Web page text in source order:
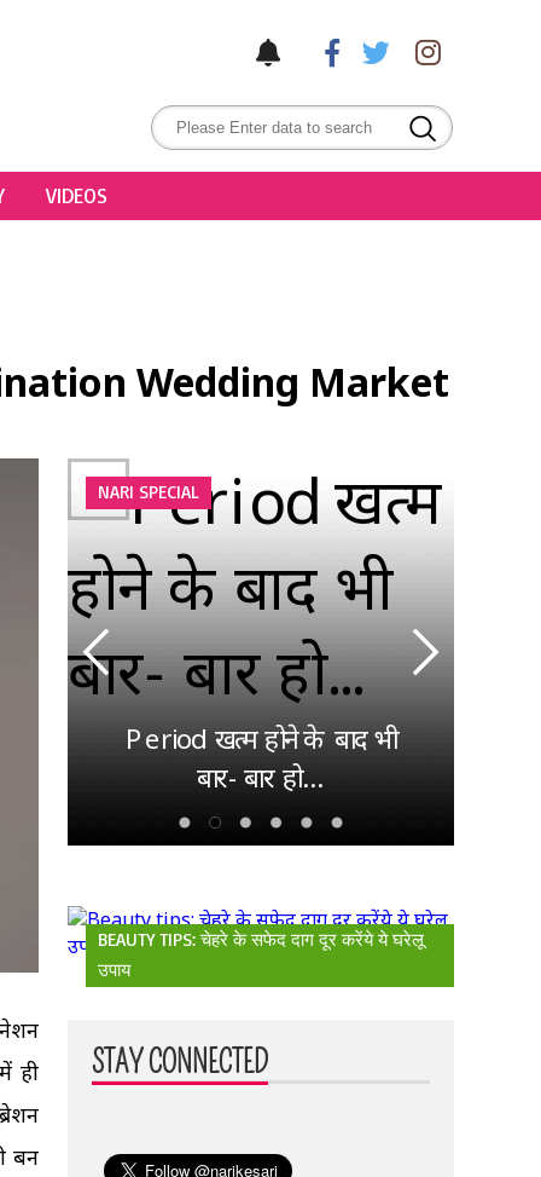
VIDEOS
Wedding Market
ही
बन
NARI SPECIAL
Period खत्म होने के बाद भी
बार- बार हो...
BEAUTY TIPS: चेहरे के सफेद दाग दूर करेंये ये घरेलू
उपाय
STAY CONNECTED